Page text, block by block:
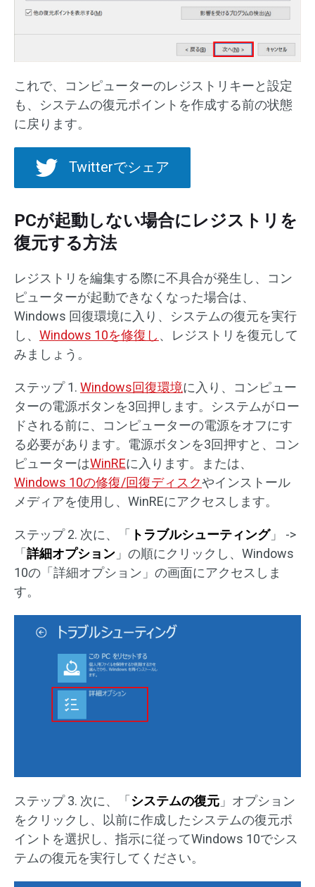
これで、コンピューターのレジストリキーと設定
も、システムの復元ポイントを作成する前の状態
に戻ります。
Twitterでシェア
PCが起動しない場合にレジストリを
復元する方法
レジストリを編集する際に不具合が発生し、コン
ピューターが起動できなくなった場合は、
Windows 回復環境に入り、システムの復元を実行
し、 Windows 10を修復し 、レジストリを復元して
みましょう。
ステップ 1. Windows回復環境に入り、コンピュー
ターの電源ボタンを3回押します。システムがロー
ドされる前に、コンピューターの電源をオフにす
る必要があります。電源ボタンを3回押すと、コン
ピューターはWinREに入ります。または、
Windows 10の修復/回復ディスクやインストール
メディアを使用し、WinREにアクセスします。
ステップ 2. 次に、「 トラブルシューティング」 ->
「詳細オプション 」の順にクリックし、Windows
10の「詳細オプション」の画面にアクセスしま
す。
ステップ 3. 次に、「システムの復元 」オプション
をクリックし、以前に作成したシステムの復元ポ
イントを選択し、指示に従ってWindows 10でシス
テムの復元を実行してください。